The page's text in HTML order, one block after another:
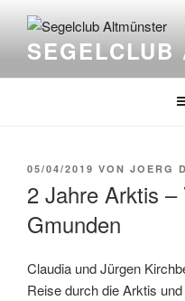
Inhalt
springenSEGELCLUB
VERÖFFENTLICHT
05/04/2019 VON JOERG
2 Jahre Arktis
Gmunden
Claudia und Jürgen
Reise durch die Arktis